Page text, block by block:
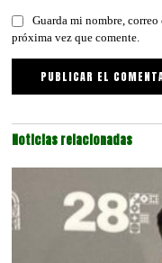
Guarda mi nombre,
próxima vez que comente.
Noticias relacionadas